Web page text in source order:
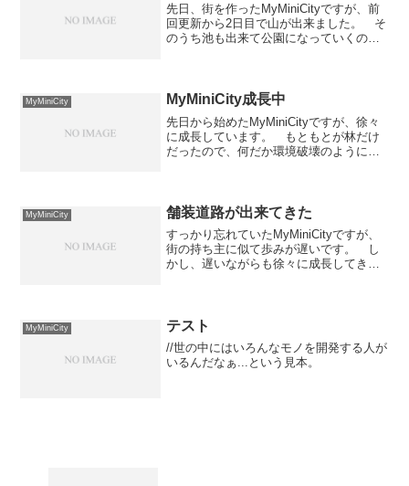
先日、街を作ったMyMiniCityですが、前
回更新から2日目で山が出来ました。 そ
のうち池も出来て公園になっていくのか
MyMiniCity MyMiniCity成長中
先日から始めたMyMiniCityですが、徐々
に成長しています。 もともとが林だけ
だったので、何だか環境破壊のようにも
を、よろしくお願い...
MyMiniCity 舗装道路が出来てきた
すっかり忘れていたMyMiniCityですが、
街の持ち主に似て歩みが遅いです。 し
かし、遅いながらも徐々に成長してきて
長していきます...
MyMiniCity テスト
//世の中にはいろんなモノを開発する人が
いるんだなぁ...という見本。